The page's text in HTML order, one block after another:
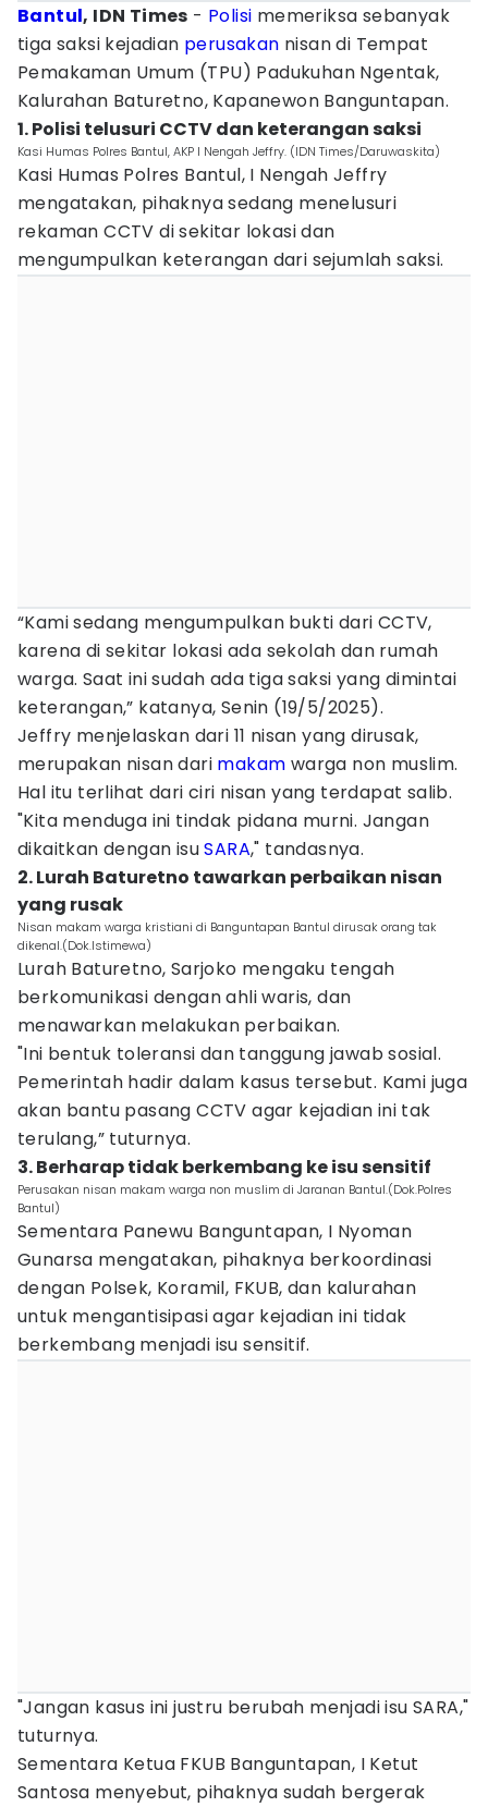
Bantul, IDN Times - Polisi memeriksa sebanyak
tiga saksi kejadian perusakan nisan di Tempat
Pemakaman Umum (TPU) Padukuhan Ngentak,
Kalurahan Baturetno, Kapanewon Banguntapan.
1. Polisi telusuri CCTV dan keterangan saksi
Kasi Humas Polres Bantul, AKP I Nengah Jeffry. (IDN Times/Daruwaskita)
Kasi Humas Polres Bantul, I Nengah Jeffry
mengatakan, pihaknya sedang menelusuri
rekaman CCTV di sekitar lokasi dan
mengumpulkan keterangan dari sejumlah saksi.
“Kami sedang mengumpulkan bukti dari CCTV,
karena di sekitar lokasi ada sekolah dan rumah
warga. Saat ini sudah ada tiga saksi yang dimintai
keterangan,” katanya, Senin (19/5/2025).
Jeffry menjelaskan dari 11 nisan yang dirusak,
merupakan nisan dari makam warga non muslim.
Hal itu terlihat dari ciri nisan yang terdapat salib.
"Kita menduga ini tindak pidana murni. Jangan
dikaitkan dengan isuSARA," tandasnya.
2. Lurah Baturetno tawarkan perbaikan nisan
yang rusak
Nisan makam warga kristiani di Banguntapan Bantul dirusak orang tak
dikenal.(Dok.Istimewa)
Lurah Baturetno, Sarjoko mengaku tengah
berkomunikasi dengan ahli waris, dan
menawarkan melakukan perbaikan.
"Ini bentuk toleransi dan tanggung jawab sosial.
Pemerintah hadir dalam kasus tersebut. Kami juga
akan bantu pasang CCTV agar kejadian ini tak
terulang,” tuturnya.
3. Berharap tidak berkembang ke isu sensitif
Perusakan nisan makam warga non muslim di Jaranan Bantul.(Dok.Polres
Bantul)
Sementara Panewu Banguntapan, I Nyoman
Gunarsa mengatakan, pihaknya berkoordinasi
dengan Polsek, Koramil, FKUB, dan kalurahan
untuk mengantisipasi agar kejadian ini tidak
berkembang menjadi isu sensitif.
"Jangan kasus ini justru berubah menjadi isu SARA,"
tuturnya.
Sementara Ketua FKUB Banguntapan, I Ketut
Santosa menyebut, pihaknya sudah bergerak